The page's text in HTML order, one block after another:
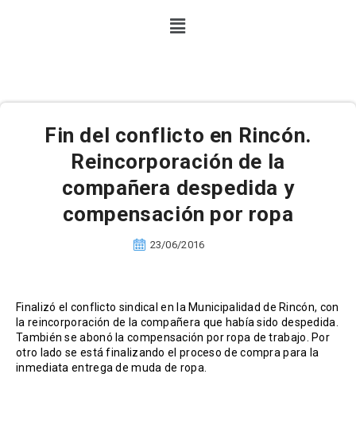
Fin del conflicto en Rincón.
Reincorporación de la
compañera despedida y
compensación por ropa
23/06/2016
Finalizó el conflicto sindical en la Municipalidad de Rincón, con
la reincorporación de la compañera que había sido despedida.
También se abonó la compensación por ropa de trabajo. Por
otro lado se está finalizando el proceso de compra para la
inmediata entrega de muda de ropa.